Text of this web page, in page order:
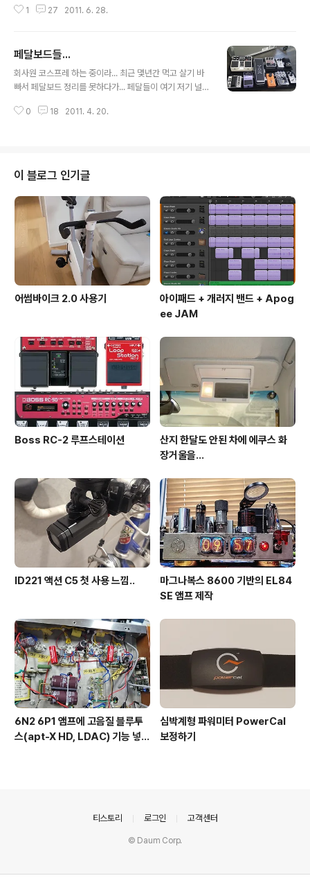
없이 국내에서 발매되었고, 게다가 수입처의 선처(?)때문
저건 나도 쓸 수 있겠다"였습니다. 예전에 GT시리즈와 P
OD 시리즈등을 써보며 "내가 머리가 나쁘구나" 하는 점을
절실히 깨달았는데요, 톤을 조절해보려고 뭔가를 눌렀는데
진다고나 할지.... 그 이후에 보스의 ME-50, ME-70등 노
1 27 2011. 6. 28.
페달보드들...
회사원 코스프레 하는 중이라... 최근 몇년간 먹고 살기 바
빠서 페달보드 정리를 못하다가... 페달들이 여기 저기 널부
업을 역시 몇년에 걸쳐서 했습니다. 보스/롤랜드 빠돌이라
괜찮은건 메인으로 쓰는 보드.... 메인 페달보드입니다. 제
가 써본 페달들 중에 여러모로 생각을 해서 제게 맞는 페달
들 액기스만 모아서 페달트레인2 미디움 하드케이스 버전
에 배치했습니다. (파워는 부두랩 페달파워2) Korg 피치
블랙 -> 킬리 컴프 -> Klon Centaur의 클론 (trans님의
0 18 2011. 4. 20.
이 블로그 인기글
어썸바이크 2.0 사용기
아이패드 + 개러지 밴드 + Apog
ee JAM
Boss RC-2 루프스테이션
산지 한달도 안된 차에 에쿠스 화
장거울을…
ID221 액션 C5 첫 사용 느낌..
마그나복스 8600 기반의 EL84
SE 앰프 제작
6N2 6P1 앰프에 고음질 블루투
스(apt-X HD, LDAC) 기능 넣
심박계형 파워미터 PowerCal
보정하기
티스토리 로그인 고객센터
© Daum Corp.